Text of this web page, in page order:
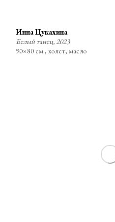
Инна Цукахина
Белый танец, 2023
90×80 см., холст, масло